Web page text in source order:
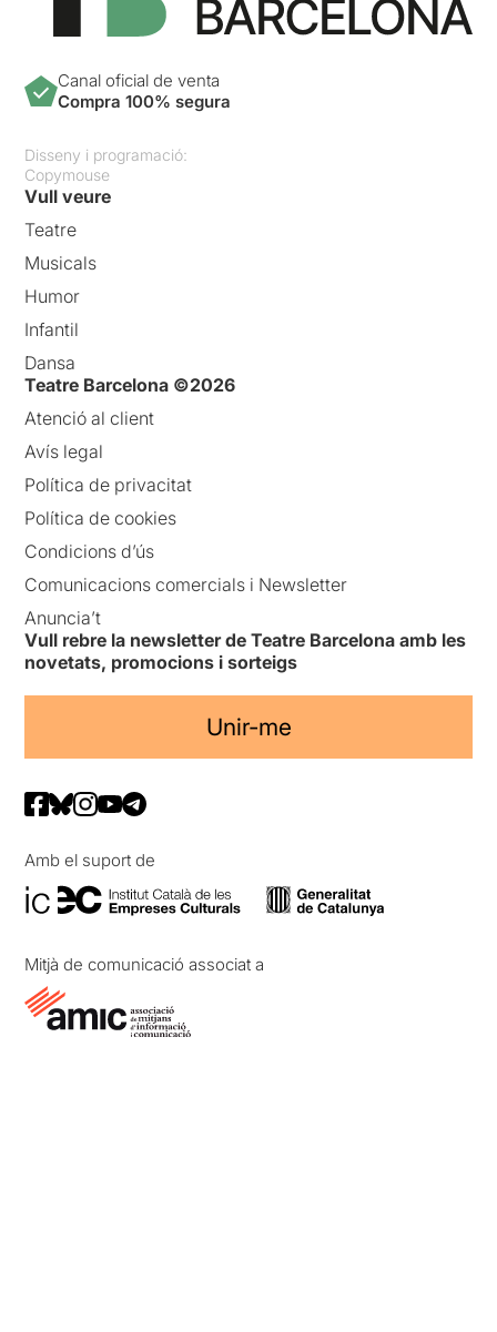
Canal oficial de venta
Compra 100% segura
Disseny i programació:
Copymouse
Vull veure
Teatre
Musicals
Humor
Infantil
Dansa
Teatre Barcelona ©2026
Atenció al client
Avís legal
Política de privacitat
Política de cookies
Condicions d’ús
Comunicacions comercials i Newsletter
Anuncia’t
Vull rebre la newsletter de Teatre Barcelona amb les
novetats, promocions i sorteigs
Unir-me
Amb el suport de
Mitjà de comunicació associat a